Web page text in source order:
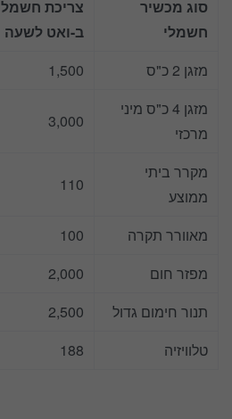
סוג מכשיר
חשמלי
צריכת חשמל
ב-ואט לשעה
מזגן 2 כ"ס
1,500
מזגן 4 כ"ס מיני
מרכזי
3,000
מקרר ביתי
ממוצע
110
מאוורר תקרה 100
מפזר חום
2,000
תנור חימום גדול
2,500
טלוויזיה
188